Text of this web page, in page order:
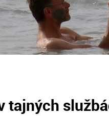
tajných